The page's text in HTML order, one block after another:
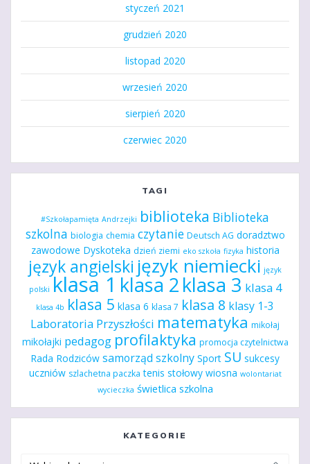
styczeń 2021
grudzień 2020
listopad 2020
wrzesień 2020
sierpień 2020
czerwiec 2020
TAGI
#Szkołapamięta Andrzejki biblioteka Biblioteka
szkolna biologia chemia czytanie Deutsch AG doradztwo
zawodowe Dyskoteka dzień ziemi eko szkoła fizyka historia
język angielski język niemiecki język
polski klasa 1 klasa 2klasa 3 klasa 4
klasa 4b klasa 5 klasa 6 klasa 7 klasa 8 klasy 1-3
Laboratoria Przyszłości matematyka mikołaj
mikołajki pedagog profilaktyka promocja czytelnictwa
Rada Rodziców samorząd szkolny Sport SU sukcesy
uczniów szlachetna paczka tenis stołowy wiosna wolontariat
wycieczka świetlica szkolna
KATEGORIE